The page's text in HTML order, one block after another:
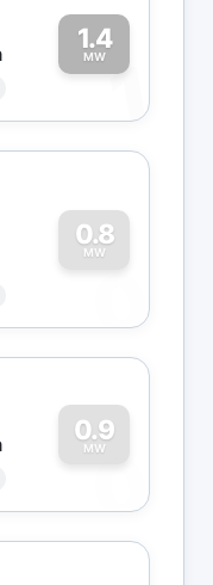
1.4
MW1
0.8
MW
0
0.9
MW
0